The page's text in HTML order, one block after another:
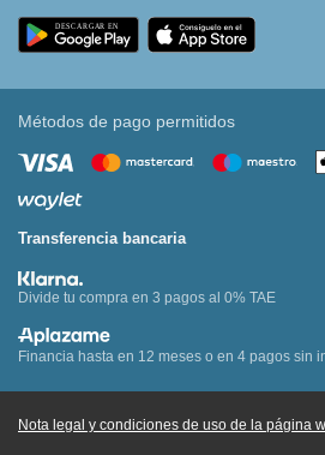
Métodos de pago permitidos
Transferencia bancaria
Divide tu compra en 3 pagos al 0% TAE
Financia hasta en 12 meses o en 4 pagos sin
Nota legal y condiciones de uso de la página